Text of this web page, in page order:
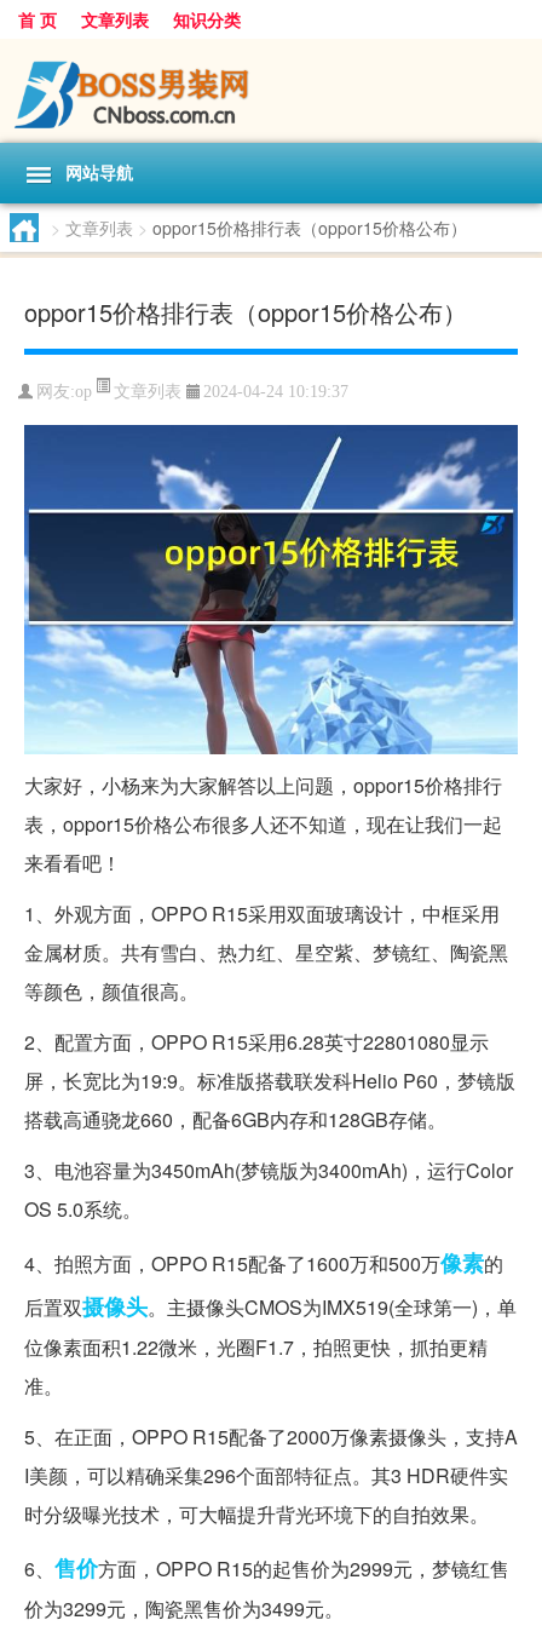
首 页 文章列表 知识分类
网站导航
> 文章列表 > oppor15价格排行表（oppor15价格公布）
oppor15价格排行表（oppor15价格公布）
网友:op 文章列表 2024-04-24 10:19:37
大家好，小杨来为大家解答以上问题，oppor15价格排行
表，oppor15价格公布很多人还不知道，现在让我们一起
来看看吧！
1、外观方面，OPPO R15采用双面玻璃设计，中框采用
金属材质。共有雪白、热力红、星空紫、梦镜红、陶瓷黑
等颜色，颜值很高。
2、配置方面，OPPO R15采用6.28英寸22801080显示
屏，长宽比为19:9。标准版搭载联发科Helio P60，梦镜版
搭载高通骁龙660，配备6GB内存和128GB存储。
3、电池容量为3450mAh(梦镜版为3400mAh)，运行Color
OS 5.0系统。
4、拍照方面，OPPO R15配备了1600万和500万像素的
后置双摄像头。主摄像头CMOS为IMX519(全球第一)，单
位像素面积1.22微米，光圈F1.7，拍照更快，抓拍更精
准。
5、在正面，OPPO R15配备了2000万像素摄像头，支持A
I美颜，可以精确采集296个面部特征点。其3 HDR硬件实
时分级曝光技术，可大幅提升背光环境下的自拍效果。
6、 售价方面，OPPO R15的起售价为2999元，梦镜红售
价为3299元，陶瓷黑售价为3499元。